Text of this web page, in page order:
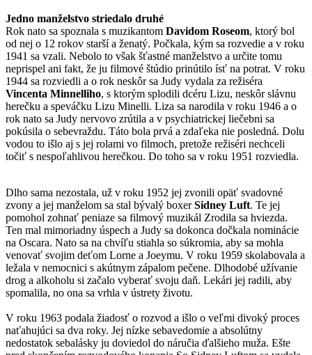
Jedno manželstvo striedalo druhé
Rok nato sa spoznala s muzikantom Davidom Roseom, ktorý bol
od nej o 12 rokov starší a ženatý. Počkala, kým sa rozvedie a v roku
1941 sa vzali. Nebolo to však šťastné manželstvo a určite tomu
neprispel ani fakt, že ju filmové štúdio prinútilo ísť na potrat. V roku
1944 sa rozviedli a o rok neskôr sa Judy vydala za režiséra
Vincenta Minnelliho, s ktorým splodili dcéru Lizu, neskôr slávnu
herečku a speváčku Lizu Minelli. Liza sa narodila v roku 1946 a o
rok nato sa Judy nervovo zrútila a v psychiatrickej liečebni sa
pokúsila o sebevraždu. Táto bola prvá a zdaľeka nie posledná. Dolu
vodou to išlo aj s jej rolami vo filmoch, pretože režiséri nechceli
točiť s nespoľahlivou herečkou. Do toho sa v roku 1951 rozviedla.
Dlho sama nezostala, už v roku 1952 jej zvonili opäť svadovné
zvony a jej manželom sa stal bývalý boxerSidney Luft. Te jej
pomohol zohnať peniaze sa filmový muzikál Zrodila sa hviezda.
Ten mal mimoriadny úspech a Judy sa dokonca dočkala nominácie
na Oscara. Nato sa na chvíľu stiahla so súkromia, aby sa mohla
venovať svojim deťom Lorne a Joeymu. V roku 1959 skolabovala a
ležala v nemocnici s akútnym zápalom pečene. Dlhodobé užívanie
drog a alkoholu si začalo vyberať svoju daň. Lekári jej radili, aby
spomalila, no ona sa vrhla v ústrety životu.
V roku 1963 podala žiadosť o rozvod a išlo o veľmi divoký proces
naťahujúci sa dva roky. Jej nízke sebavedomie a absolútny
nedostatok sebalásky ju doviedol do náručia ďalšieho muža. Ešte